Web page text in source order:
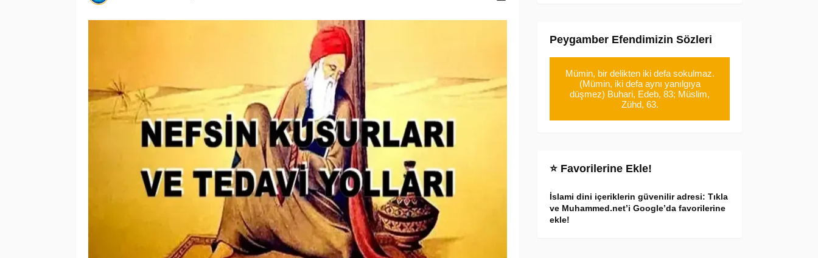
Peygamber Efendimizin Sözleri
Mümin, bir delikten iki defa sokulmaz.
(Mümin, iki defa aynı yanılgıya
düşmez) Buhari, Edeb, 83; Müslim,
Zühd, 63.
⭐ Favorilerine Ekle!
İslami dini içeriklerin güvenilir adresi: Tıkla
ve Muhammed.net’i Google’da favorilerine
ekle!